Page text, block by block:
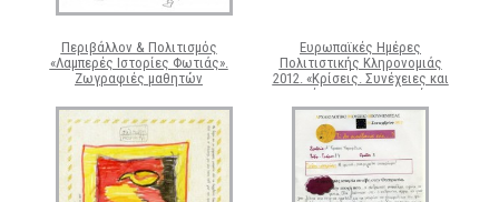
Περιβάλλον & Πολιτισμός
«Λαμπερές Ιστορίες Φωτιάς».
Ζωγραφιές μαθητών
Ευρωπαϊκές Ημέρες
Πολιτιστικής Κληρονομιάς
2012. «Κρίσεις. Συνέχειες και
ασυνέχειες στην ιστορία»,
Σεπτέμβριος 2012. Σύντομες
ιστορίες από μαθητές
Δημοτικού και Γυμνασίου στο
πλαίσιο της εκπαιδευτικής
δράσης «τι θα συνέβαινε
εάν…;»